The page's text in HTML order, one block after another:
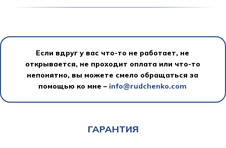
Если вдруг у вас что-то не работает, не
открывается, не проходит оплата или что-то
непонятно, вы можете смело обращаться за
помощью ко мне – info@rudchenko.com
ГАРАНТИЯ
Политика конфиденциальности
Договор оферты
ИНН 263517883915